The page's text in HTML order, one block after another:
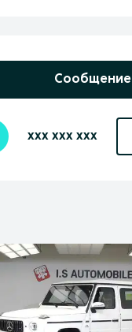
Сообщение
xxx xxx xxx